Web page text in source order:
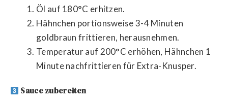
Öl auf 180°C erhitzen.
Hähnchen portionsweise 3-4 Minuten
goldbraun frittieren, herausnehmen.
Temperatur auf 200°C erhöhen, Hähnchen 1
Minute nachfrittieren für Extra-Knusper.
Sauce zubereiten